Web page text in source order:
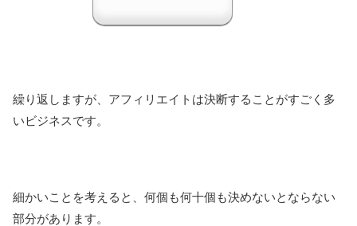
繰り返しますが、アフィリエイトは決断することがすごく多
いビジネスです。
細かいことを考えると、何個も何十個も決めないとならない
部分があります。